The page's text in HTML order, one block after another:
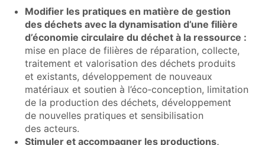
Modifier les pratiques en matière de gestion
des déchets avec la dynamisation d’une filière
d’économie circulaire du déchet à la ressource :
mise en place de filières de réparation, collecte,
traitement et valorisation des déchets produits
et existants, développement de nouveaux
matériaux et soutien à l’éco‑conception, limitation
de la production des déchets, développement
de nouvelles pratiques et sensibilisation
des acteurs.
Stimuler et accompagner les productions,